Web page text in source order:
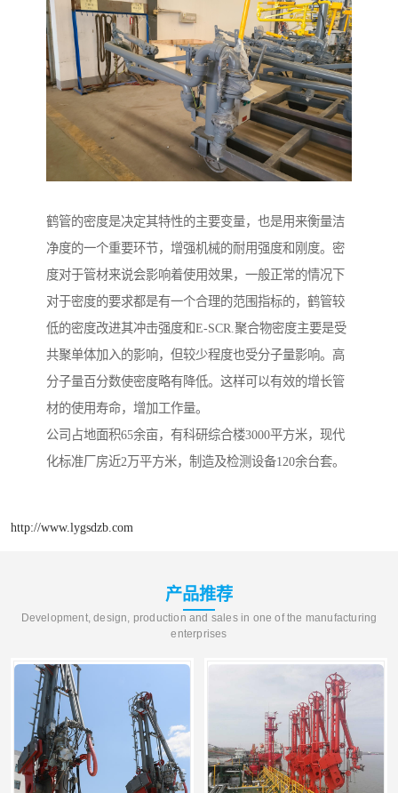
鹤管的密度是决定其特性的主要变量，也是用来衡量洁
净度的一个重要环节，增强机械的耐用强度和刚度。密
度对于管材来说会影响着使用效果，一般正常的情况下
对于密度的要求都是有一个合理的范围指标的，鹤管较
低的密度改进其冲击强度和E-SCR.聚合物密度主要是受
共聚单体加入的影响，但较少程度也受分子量影响。高
分子量百分数使密度略有降低。这样可以有效的增长管
材的使用寿命，增加工作量。
公司占地面积65余亩，有科研综合楼3000平方米，现代
化标准厂房近2万平方米，制造及检测设备120余台套。
http://www.lygsdzb.com
产品推荐
Development, design, production and sales in one of the manufacturing
enterprises